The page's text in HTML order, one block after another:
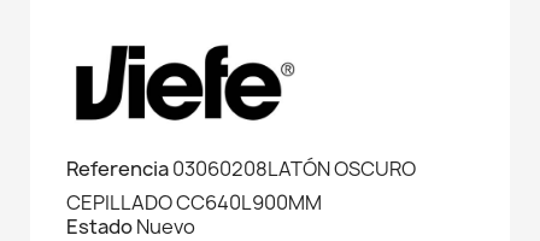
Referencia03060208LATÓN OSCURO
CEPILLADO CC640L900MM
EstadoNuevo